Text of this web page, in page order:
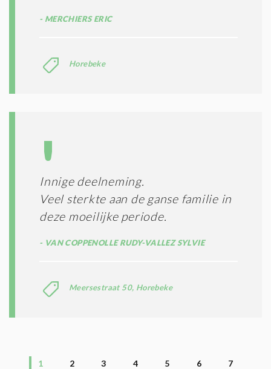
MERCHIERS ERIC
Horebeke
Innige deelneming.
Veel sterkte aan de ganse familie in
deze moeilijke periode.
VAN COPPENOLLE RUDY-VALLEZ SYLVIE
Meersestraat 50, Horebeke
1 2 3 4 5 6
7